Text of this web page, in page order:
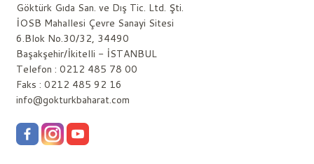
Göktürk Gıda San. ve Dış Tic. Ltd. Şti.
İOSB Mahallesi Çevre Sanayi Sitesi
6.Blok No.30/32, 34490
Başakşehir/İkitelli - İSTANBUL
Telefon : 0212 485 78 00
Faks : 0212 485 92 16
info@gokturkbaharat.com